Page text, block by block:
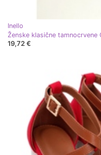
Inello
19,72 €